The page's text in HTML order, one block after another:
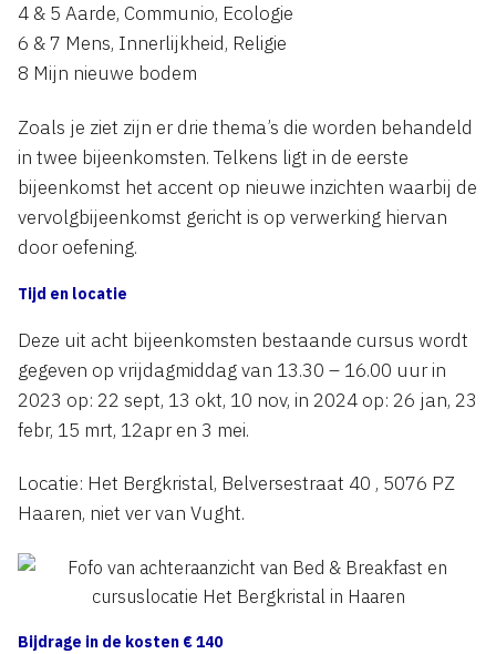
4 & 5 Aarde, Communio, Ecologie
6 & 7 Mens, Innerlijkheid, Religie
8 Mijn nieuwe bodem
Zoals je ziet zijn er drie thema’s die worden behandeld
in twee bijeenkomsten. Telkens ligt in de eerste
bijeenkomst het accent op nieuwe inzichten waarbij de
vervolgbijeenkomst gericht is op verwerking hiervan
door oefening.
Tijd en locatie
Deze uit acht bijeenkomsten bestaande cursus wordt
gegeven op vrijdagmiddag van 13.30 – 16.00 uur in
2023 op: 22 sept, 13 okt, 10 nov, in 2024 op: 26 jan, 23
febr, 15 mrt, 12apr en 3 mei.
Locatie: Het Bergkristal, Belversestraat 40 , 5076 PZ
Haaren, niet ver van Vught.
Bijdrage in de kosten € 140